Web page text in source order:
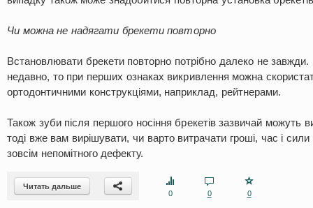
Чи можна не надягати брекети повторно
Встановлювати брекети повторно потрібно далеко не
недавно, то при перших ознаках викривлення можна
ортодонтичними конструкціями, наприклад, рейтнерами.
Також зуби після першого носіння брекетів зазвичай можуть
тоді вже вам вирішувати, чи варто витрачати гроші, час і
зовсім непомітного дефекту.
Читать дальше
0
0 0